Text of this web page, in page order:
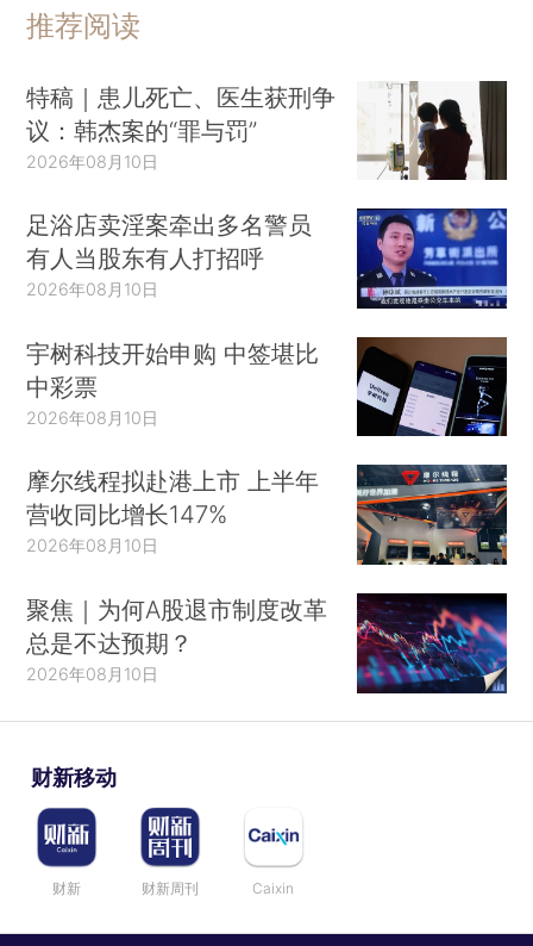
推荐阅读
特稿｜患儿死亡、医生获刑争
议：韩杰案的“罪与罚”
2026年08月10日
足浴店卖淫案牵出多名警员
有人当股东有人打招呼
2026年08月10日
宇树科技开始申购 中签堪比
中彩票
2026年08月10日
摩尔线程拟赴港上市 上半年
营收同比增长147%
2026年08月10日
聚焦｜为何A股退市制度改革
总是不达预期？
2026年08月10日
财新移动
财新 财新周刊 Caixin